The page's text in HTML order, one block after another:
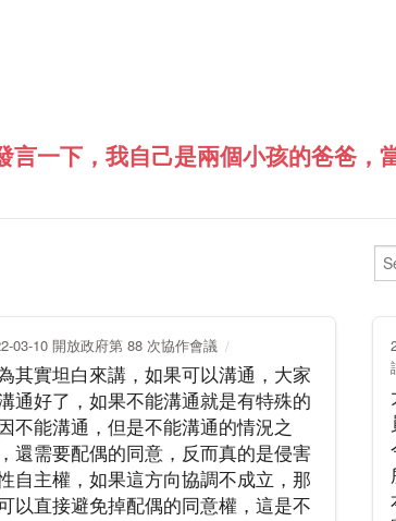
言一下，我自己是兩個小孩的爸爸，
03-10 開放政府第 88 次協作會議
其實坦白來講，如果可以溝通，大家
通好了，如果不能溝通就是有特殊的
不能溝通，但是不能溝通的情況之
還需要配偶的同意，反而真的是侵害
自主權，如果這方向協調不成立，那
以直接避免掉配偶的同意權，這是不